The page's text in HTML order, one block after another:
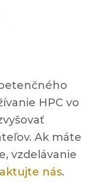
HPC vo
Ak máte
vzdelávanie
nás.